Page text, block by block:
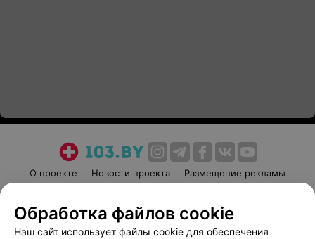
О проекте Новости проекта
Размещение рекламы
Пользовательское соглашение
Способы оплаты
Вакансии
Партнеры
Обработка файлов cookie
Наш сайт использует файлы cookie для обеспечения